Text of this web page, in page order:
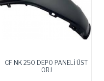
CF NK 250 DEPO PANELİ ÜST
ORJ